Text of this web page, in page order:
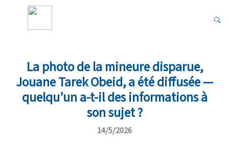
La photo de la mineure disparue,
Jouane Tarek Obeid, a été diffusée —
quelqu’un a-t-il des informations à
son sujet ?
14/5/2026